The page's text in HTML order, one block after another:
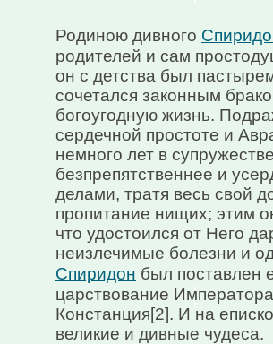
Родиною дивного
родителей и сам
он с детства был
сочетался законным
богоугодную жизнь.
сердечной простоте и
немного лет в
безпрепятственнее и
делами, тратя весь свой
пропитание нищих; этим
что удостоился от Него
неизлечимые болезни и
Спиридон был поставлен
царствование
Констанция[2]. И на
великие и дивные чудеса.